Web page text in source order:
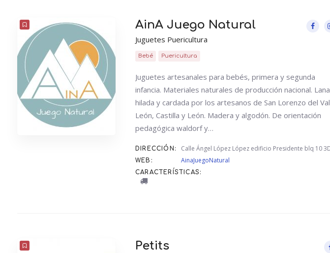
AinA Juego Natural
Juguetes Puericultura
Bebé Puericultura
Juguetes artesanales para bebés, primera y segunda
infancia. Materiales naturales de producción nacional. Lana
hilada y cardada por los artesanos de San Lorenzo del
León, Castilla y León. Madera y algodón. De orientación
pedagógica waldorf y…
DIRECCIÓN: Calle Ángel López López edificio Presidente blq 10
WEB: AinaJuegoNatural
CARACTERÍSTICAS:
Petits